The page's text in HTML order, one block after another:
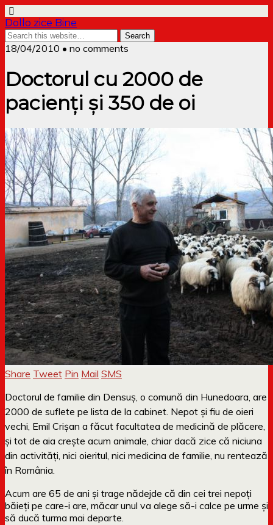
Dollo zice Bine
18/04/2010 • no comments
Doctorul cu 2000 de
pacienţi şi 350 de oi
Share Tweet Pin Mail SMS
Doctorul de familie din Densuş, o comună din Hunedoara, are
2000 de suflete pe lista de la cabinet. Nepot şi fiu de oieri
vechi, Emil Crişan a făcut facultatea de medicină de plăcere,
şi tot de aia creşte acum animale, chiar dacă zice că niciuna
din activităţi, nici oieritul, nici medicina de familie, nu rentează
în România.
Acum are 65 de ani şi trage nădejde că din cei trei nepoţi
băieţi pe care-i are, măcar unul va alege să-i calce pe urme şi
să ducă turma mai departe.